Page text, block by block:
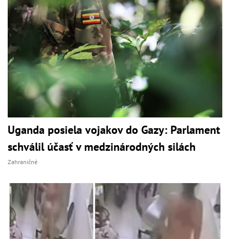
Uganda posiela vojakov do Gazy: Parlament
schválil účasť v medzinárodných silách
Zahraničné